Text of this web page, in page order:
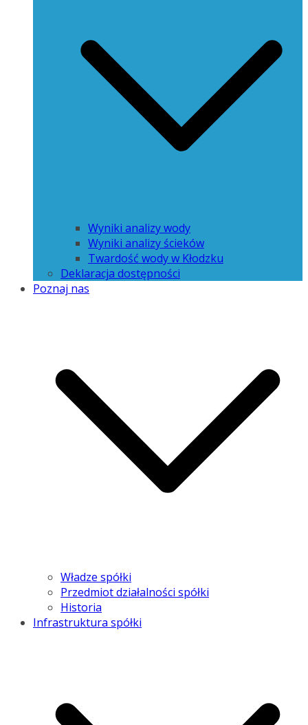
Wyniki analizy wody
Wyniki analizy ścieków
Twardość wody w Kłodzku
Deklaracja dostępności
Poznaj nas
Władze spółki
Przedmiot działalności spółki
Historia
Infrastruktura spółki